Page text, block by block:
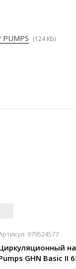
(124 Kb)
979524577
GHN Basic II